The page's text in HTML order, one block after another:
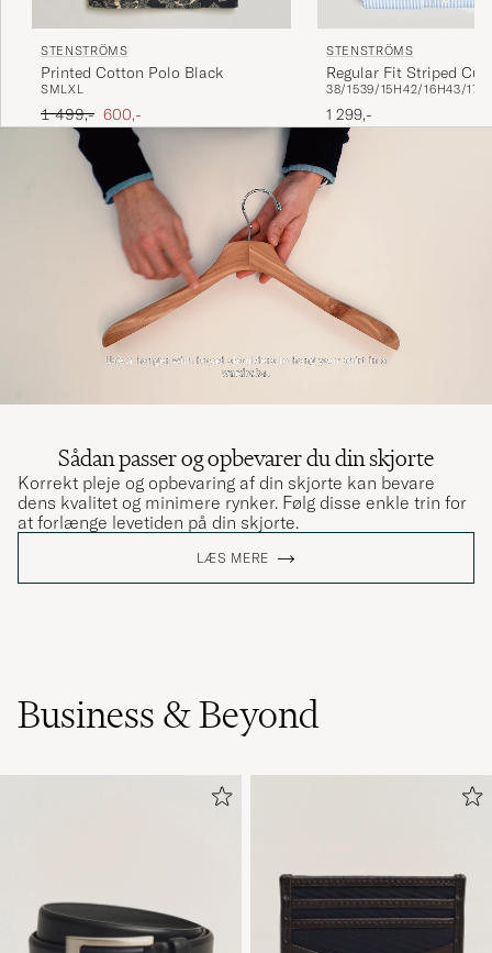
STENSTRÖMS
Printed Cotton Polo Black
SMLXL
Ordinary pris
1 499,- Nedsat pris
600,-
STENSTRÖMS
Regular Fit Striped Cut
Blue/White
38/1539/15H42/16H43/17
1 299,-
Sådan passer og opbevarer du din skjorte
Korrekt pleje og opbevaring af din skjorte kan bevare
dens kvalitet og minimere rynker. Følg disse enkle trin for
at forlænge levetiden på din skjorte.
LÆS MERE
Business & Beyond